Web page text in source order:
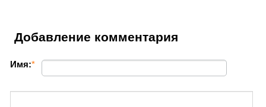
Добавление комментария
Имя:*